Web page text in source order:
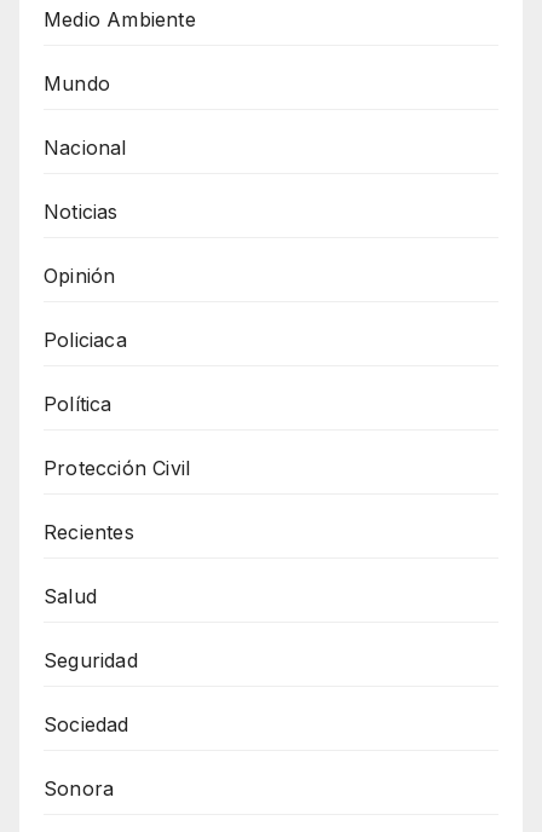
Medio Ambiente
Mundo
Nacional
Noticias
Opinión
Policiaca
Política
Protección Civil
Recientes
Salud
Seguridad
Sociedad
Sonora